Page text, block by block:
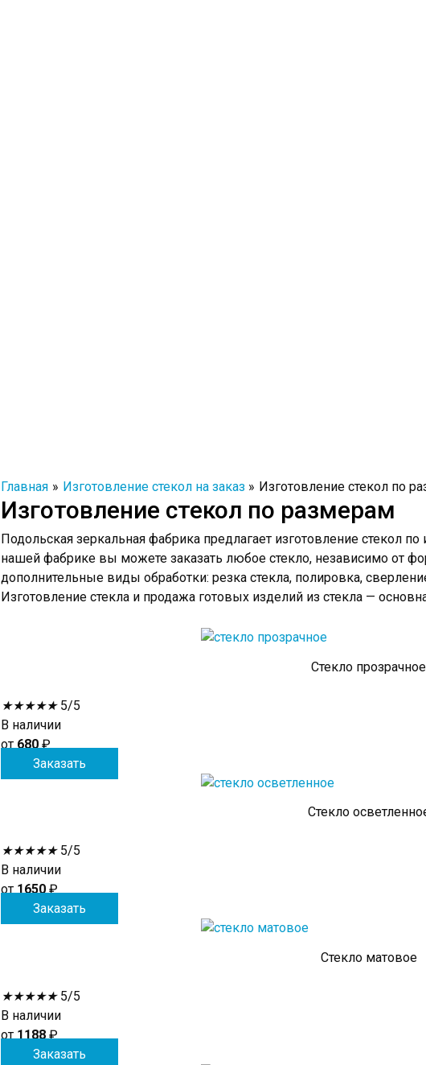
Главная Изготовление стекол на заказ Изготовление стекол по
Изготовление стекол по размерам
Подольская зеркальная фабрика предлагает изготовление стекол
нашей фабрике вы можете заказать любое стекло, независимо от
дополнительные виды обработки: резка стекла, полировка,
Изготовление стекла и продажа готовых изделий из стекла —
Стекло прозрачное
★★★★★ 5/5
В наличии
от 680 ₽
Заказать
Стекло
★★★★★ 5/5
В наличии
от1650₽
Заказать
Стекло матовое
★★★★★ 5/5
В наличии
от1188₽
Заказать